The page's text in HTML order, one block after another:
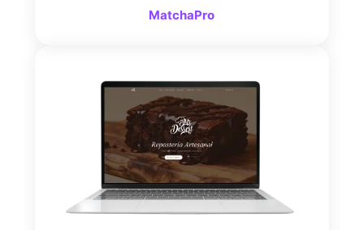
MatchaPro